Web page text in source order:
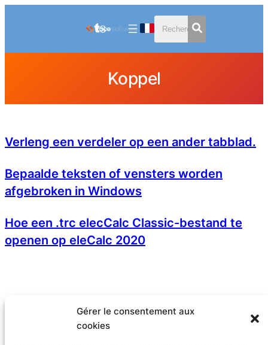
Gérer le consentement aux
cookies
Koppel
Verleng een verdeler op een ander tabblad.
Bepaalde teksten of vensters worden
afgebroken in Windows
Hoe een .trc elecCalc Classic-bestand te
openen op eleCalc 2020